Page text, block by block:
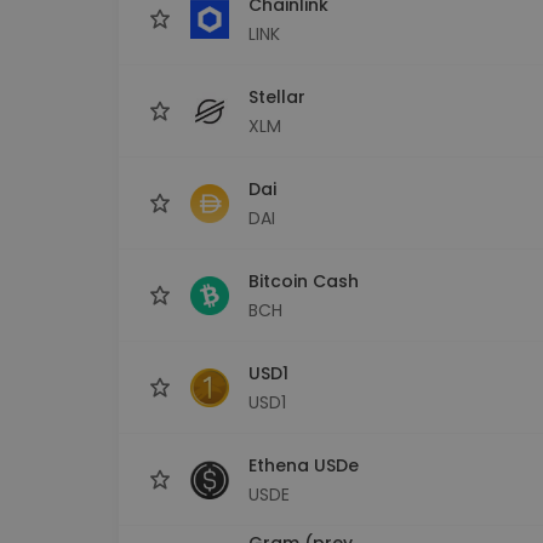
LINK
Stellar
XLM
Dai
DAI
Bitcoin Cash
BCH
USD1
USD1
Ethena USDe
USDE